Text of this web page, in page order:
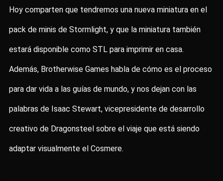
Hoy comparten que tendremos una nueva miniatura en el
pack de minis de Stormlight, y que la miniatura también
estará disponible como STL para imprimir en casa.
Además, Brotherwise Games habla de cómo es el proceso
para dar vida a las guías de mundo, y nos dejan con las
palabras de Isaac Stewart, vicepresidente de desarrollo
creativo de Dragonsteel sobre el viaje que está siendo
adaptar visualmente el Cosmere.